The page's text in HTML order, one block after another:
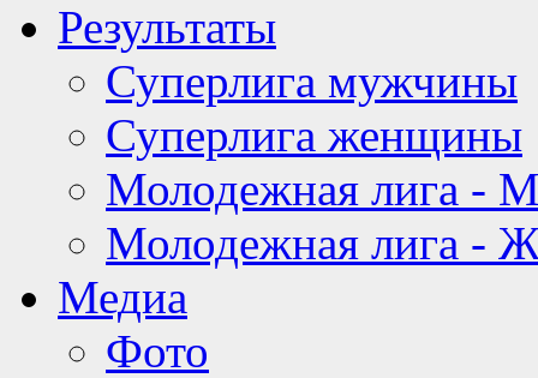
Результаты
Суперлига мужчины
Суперлига женщины
Молодежная лига -
Молодежная лига -
Медиа
Фото